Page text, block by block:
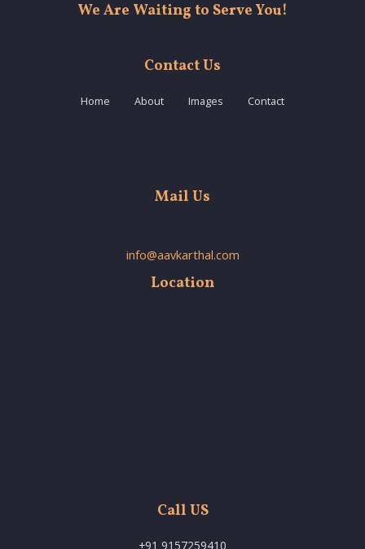
We Are Waiting to Serve You!
Contact Us
Home About Images Contact
Mail Us
info@aavkarthal.com
Location
Call US
+91 9157259410